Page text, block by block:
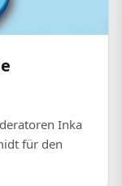
Inka
für den